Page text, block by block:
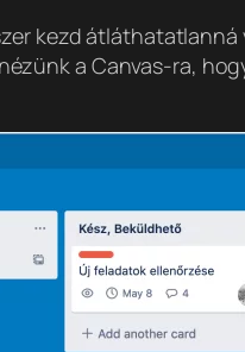
kezd
a Canvas-ra,